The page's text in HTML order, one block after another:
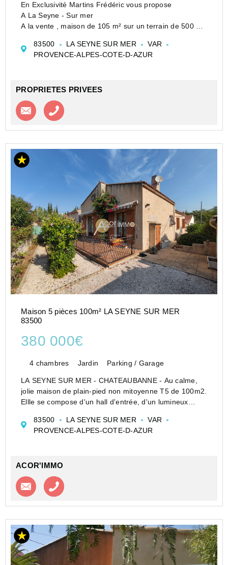
En Exclusivité Martins Frédéric vous propose
A La Seyne - Sur mer
A la vente , maison de 105 m² sur un terrain de 500 m²,
moments chaleureux. Vous découvrirez de beaux
volumes, un grand salon a...
83500 LA SEYNE SUR MER
VAR
PROVENCE-ALPES-COTE-D-AZUR
PROPRIETES PRIVEES
Contacter l'agence
Maison 5 pièces 100m² LA SEYNE SUR MER
83500
380 000€
4 chambres Jardin Parking / Garage
LA SEYNE SUR MER - CHATEAUBANNE - Au calme,
jolie maison de plain-pied non mitoyenne T5 de 100m2.
Ellle se compose d'un hall d'entrée, d'un lumineux
avec accès sur terrasse également, de...
83500 LA SEYNE SUR MER
VAR
PROVENCE-ALPES-COTE-D-AZUR
ACOR'IMMO
Contacter l'agence